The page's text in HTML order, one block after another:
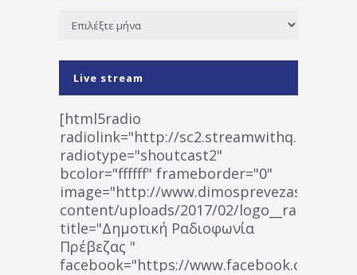
Ιστορικό
Live stream
[html5radio
radiolink="http://
radiotype="shoutcast2"
bcolor="ffffff" frameborder="0"
image="http://www.dimosprevezas.gr/wp-
content/uploads/2017/02/
title="Δημοτική Ραδιοφωνία
Πρέβεζας "
facebook="https://www.facebook.com/